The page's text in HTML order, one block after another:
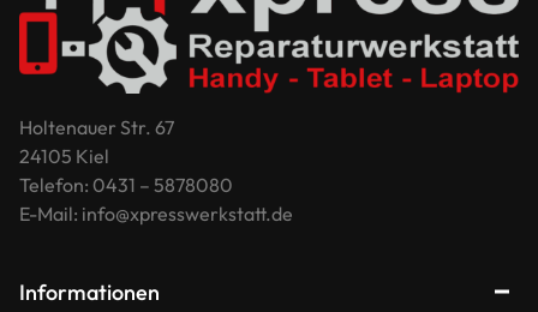
Holtenauer Str. 67
24105 Kiel
Telefon: 0431 – 5878080
E-Mail: info@xpresswerkstatt.de
Informationen